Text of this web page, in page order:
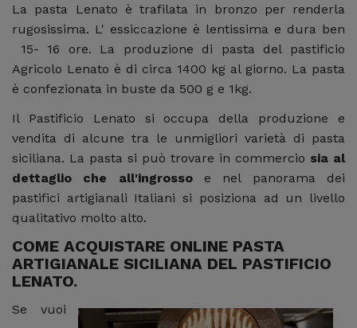
La pasta Lenato è trafilata in bronzo per renderla
rugosissima. L' essiccazione è lentissima e dura ben
15- 16 ore. La produzione di pasta del pastificio
Agricolo Lenato è di circa 1400 kg al giorno. La pasta
è confezionata in buste da 500 g e 1kg.
Il Pastificio Lenato si occupa della produzione e
vendita di alcune tra le unmigliori varietà di pasta
siciliana. La pasta si può trovare in commercio sia al
dettaglio che all'ingrossoe nel panorama dei
pastifici artigianali Italiani si posiziona ad un livello
qualitativo molto alto.
COME ACQUISTARE ONLINE PASTA
ARTIGIANALE SICILIANA DEL PASTIFICIO
LENATO.
Se vuoi